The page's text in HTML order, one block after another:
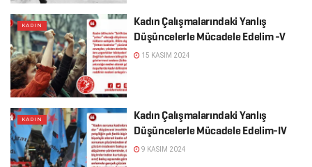
KADIN
Kadın Çalışmalarındaki Yanlış
Düşüncelerle Mücadele Edelim -V
15 KASIM 2024
KADIN
Kadın Çalışmalarındaki Yanlış
Düşüncelerle Mücadele Edelim-IV
9 KASIM 2024